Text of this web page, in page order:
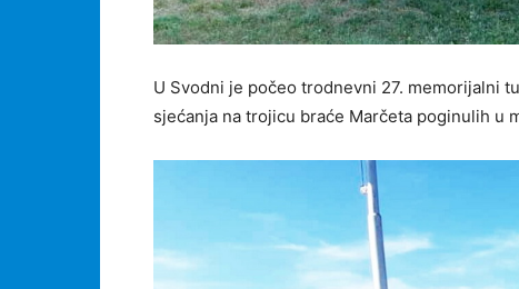
U Svodni je počeo trodnevni 27. memorijalni
sjećanja na trojicu braće Marčeta poginulih u